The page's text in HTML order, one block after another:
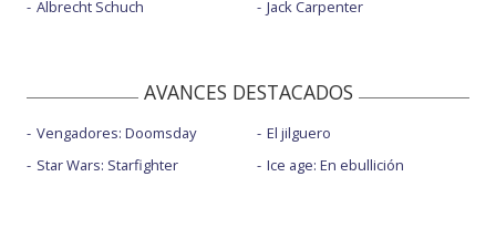
Albrecht Schuch
Jack Carpenter
AVANCES DESTACADOS
Vengadores: Doomsday
Star Wars: Starfighter
El jilguero
Ice age: En ebullición